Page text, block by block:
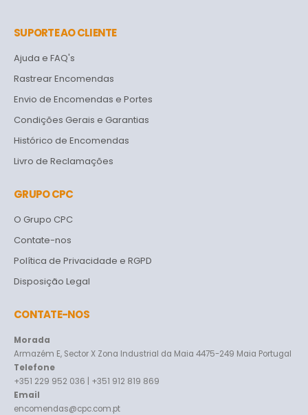
SUPORTE AO CLIENTE
Ajuda e FAQ's
Rastrear Encomendas
Envio de Encomendas e Portes
Condições Gerais e Garantias
Histórico de Encomendas
Livro de Reclamações
GRUPO CPC
O Grupo CPC
Contate-nos
Política de Privacidade e RGPD
Disposição Legal
CONTATE-NOS
Morada
Armazém E, Sector X Zona Industrial da Maia 4475-249 Maia Portugal
Telefone
+351 229 952 036 | +351 912 819 869
Email
encomendas@cpc.com.pt